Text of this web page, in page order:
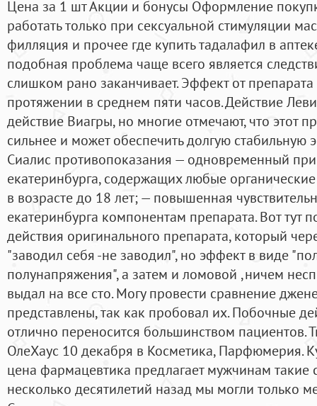
Цена за 1 шт Акции и бонусы Оформление
работать только при сексуальной стимуляции
филляция и прочее где купить тадалафил в
подобная проблема чаще всего является
слишком рано заканчивает. Эффект от
протяжении в среднем пяти часов. Действие
действие Виагры, но многие отмечают, что этот
сильнее и может обеспечить долгую
Сиалис противопоказания — одновременный
екатеринбурга, содержащих любые
в возрасте до 18 лет; — повышенная
екатеринбурга компонентам препарата. Вот тут
действия оригинального препарата, который
"заводил себя -не заводил", но эффект в виде
полунапряжения", а затем и ломовой ,ничем
выдал на все сто. Могу провести сравнение
представлены, так как пробовал их. Побочные
отлично переносится большинством пациентов.
ОлеХаус 10 декабря в Косметика, Парфюмерия.
цена фармацевтика предлагает мужчинам такие
несколько десятилетий назад мы могли только